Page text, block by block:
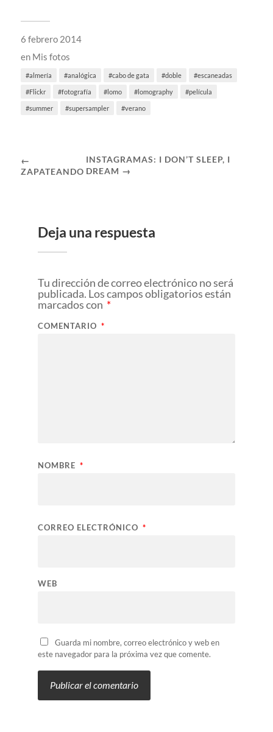
6 febrero 2014
en Mis fotos
almería analógica cabo de gata doble escaneadas
Flickr fotografía lomo lomography película
summer supersampler verano
←
ZAPATEANDO
INSTAGRAMAS: I DON’T SLEEP, I
DREAM →
Deja una respuesta
Tu dirección de correo electrónico no será
publicada. Los campos obligatorios están
marcados con *
COMENTARIO *
NOMBRE *
CORREO ELECTRÓNICO *
WEB
Guarda mi nombre, correo electrónico y web en
este navegador para la próxima vez que comente.